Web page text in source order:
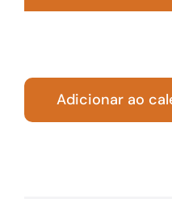
Adicionar ao